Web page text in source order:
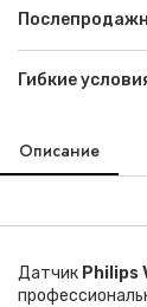
Гибкие
Описание
Датчик Philips